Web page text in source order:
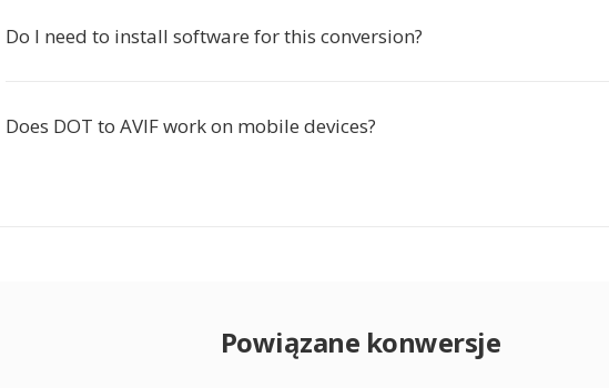
Do I need to install software for this conversion?
Does DOT to AVIF work on mobile devices?
Powiązane konwersje